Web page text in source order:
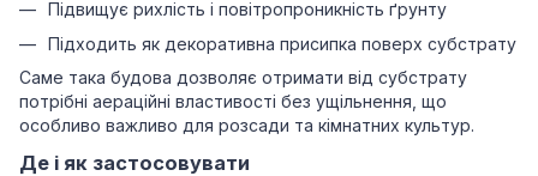
Підвищує рихлість і повітропроникність ґрунту
Підходить як декоративна присипка поверх субстрату
Саме така будова дозволяє отримати від субстрату
потрібні аераційні властивості без ущільнення, що
особливо важливо для розсади та кімнатних культур.
Де і як застосовувати